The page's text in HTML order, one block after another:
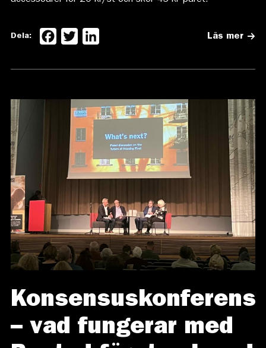
Läs mer
Dela: Facebook
Twitter
Konsensuskonferens
– vad fungerar med